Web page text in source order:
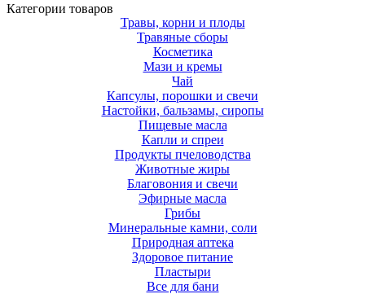
Категории товаров
Травы, корни и плоды
Травяные сборы
Косметика
Мази и кремы
Чай
Капсулы, порошки и свечи
Настойки, бальзамы, сиропы
Пищевые масла
Капли и спреи
Продукты пчеловодства
Животные жиры
Благовония и свечи
Эфирные масла
Грибы
Минеральные камни, соли
Природная аптека
Здоровое питание
Пластыри
Все для бани